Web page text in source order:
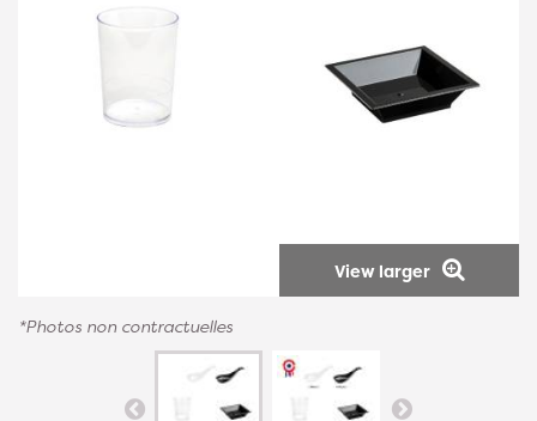
View larger
*Photos non contractuelles